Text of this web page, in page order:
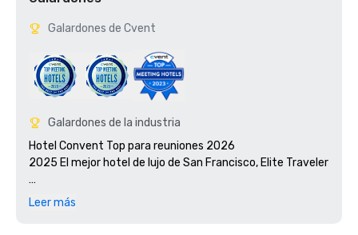
Galardones de Cvent
Galardones de la industria
Hotel Convent Top para reuniones 2026
2025 El mejor hotel de lujo de San Francisco, Elite Traveler
Hotel para reuniones Cvent Top 2023
Leer más